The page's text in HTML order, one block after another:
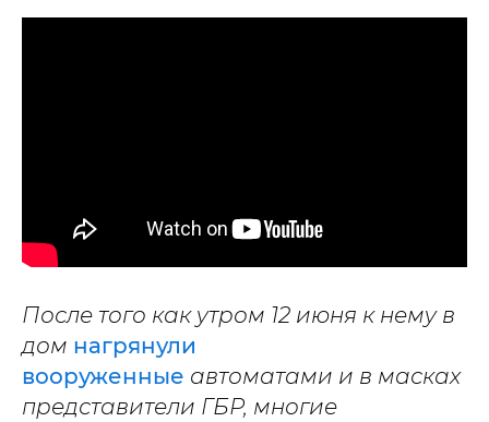
После того как утром 12 июня к нему в
дом нагрянули
вооруженные автоматами и в масках
представители ГБР, многие